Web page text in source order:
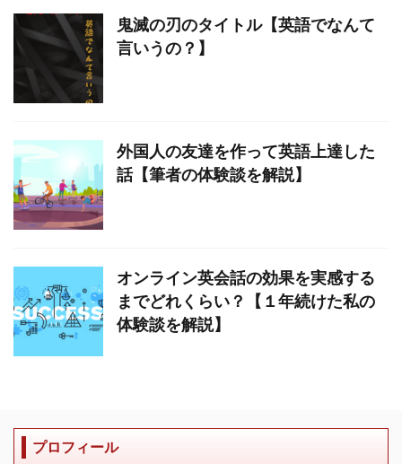
鬼滅の刃のタイトル【英語でなんて
言いうの？】
外国人の友達を作って英語上達した
話【筆者の体験談を解説】
オンライン英会話の効果を実感する
までどれくらい？【１年続けた私の
体験談を解説】
プロフィール